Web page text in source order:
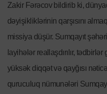
Zakir Fərəcov bildirib ki,
dəyişikliklərinin qarşısını
missiya düşür. Sumqayıt
layihələr reallaşdırılır,
yüksək diqqət və qayğısı
quruculuq nümunələri